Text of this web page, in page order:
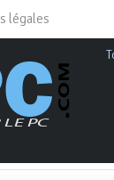
légales